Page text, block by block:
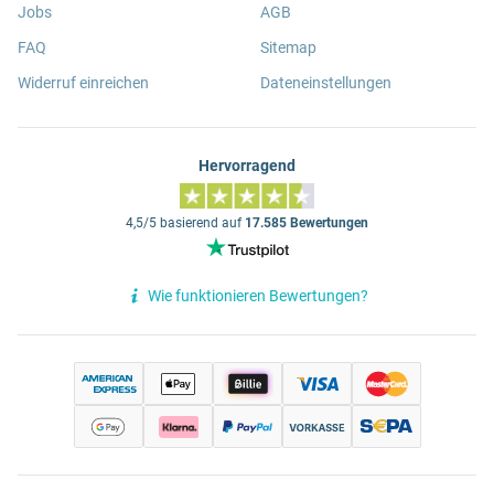
Jobs
FAQ
Widerruf einreichen
AGB
Sitemap
Dateneinstellungen
Hervorragend
4,5/5 basierend auf 17.585 Bewertungen
Wie funktionieren Bewertungen?